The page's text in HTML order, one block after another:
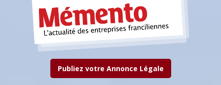
Publiez votre Annonce Légale